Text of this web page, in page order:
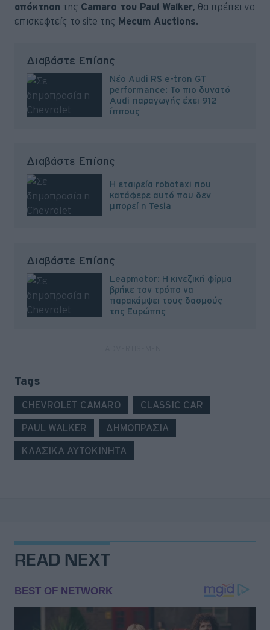
απόκτηση της Camaro του Paul Walker, θα πρέπει να
επισκεφτείς το site της Mecum Auctions.
Διαβάστε Επίσης
Νέο Audi RS e-tron GT
performance: Το πιο δυνατό
Audi παραγωγής έχει 912
ίππους
Διαβάστε Επίσης
Η εταιρεία robotaxi που
κατάφερε αυτό που δεν
μπορεί η Tesla
Διαβάστε Επίσης
Leapmotor: H κινεζική φίρμα
βρήκε τον τρόπο να
παρακάμψει τους δασμούς
της Ευρώπης
Tags
CHEVROLET CAMARO CLASSIC CAR
PAUL WALKER ΔΗΜΟΠΡΑΣΙΑ
ΚΛΑΣΙΚΑ ΑΥΤΟΚΙΝΗΤΑ
READ NEXT